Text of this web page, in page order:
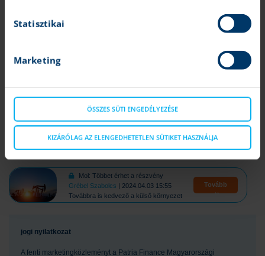
Statisztikai
Marketing
ÖSSZES SÜTI ENGEDÉLYEZÉSE
KIZÁRÓLAG AZ ELENGEDHETETLEN SÜTIKET HASZNÁLJA
Tovább
Magyar blue chipek: Kitart a javulás a magyar piacon
Mohácsi Mihály | 2024.04.08 11:05
OTP, Mol, Richter, Magyar Telekom, Opus
Tovább
Mol: Többet érhet a részvény
Grébel Szabolcs
| 2024.04.03 15:55
Továbbra is kedvező a külső környezet
Tovább
jogi nyilatkozat
A fenti marketingközleményt a Patria Finance Magyarországi